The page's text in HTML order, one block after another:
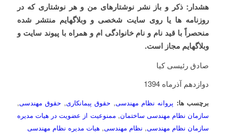
هشدار:ذکر و باز نشر نوشتارهای من و هر نوشتاری که در
روزنامه ها یا روی سایت شخصی و وبلاگهایم منتشر شده
منحصراً با قید نام و نام خانوادگی ام و همراه با پیوند سایت و
وبلاگهایم مجاز است.
صادق رئیسی کیا
دوازدهم آذرماه 1394
برچسب ها: پروانه نظام مهندسی, حقوق پیمانکاری, حقوق مهندسی,
سازمان نظام مهندسی ساختمان, ممنوعیت از عضویت در هیات مدیره
سازمان نظام مهندسی, نظام مهندسی, هیات مدیره نظام مهندسی